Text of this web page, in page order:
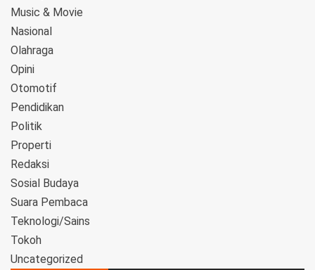
Music & Movie
Nasional
Olahraga
Opini
Otomotif
Pendidikan
Politik
Properti
Redaksi
Sosial Budaya
Suara Pembaca
Teknologi/Sains
Tokoh
Uncategorized